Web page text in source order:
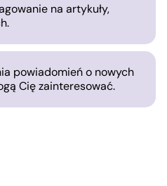
na artykuły,
powiadomień o nowych
Cię zainteresować.